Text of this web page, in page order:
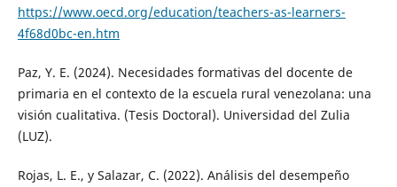
https://www.oecd.org/education/teachers-as-learners-
4f68d0bc-en.htm
Paz, Y. E. (2024). Necesidades formativas del docente de
primaria en el contexto de la escuela rural venezolana: una
visión cualitativa. (Tesis Doctoral). Universidad del Zulia
(LUZ).
Rojas, L. E., y Salazar, C. (2022). Análisis del desempeño